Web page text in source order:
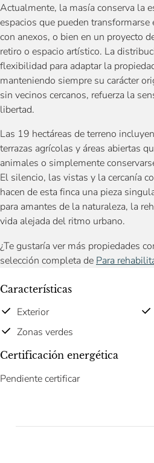
Actualmente, la masía conserva la
espacios que pueden
con anexos, o bien en un proyecto
retiro o espacio artístico. La
flexibilidad para adaptar la
manteniendo siempre su carácter
sin vecinos cercanos, refuerza la
libertad.
Las 19 hectáreas de terreno
terrazas agrícolas y áreas abiertas
animales o simplemente
El silencio, las vistas y la cercanía
hacen de esta finca una pieza
para amantes de la naturaleza, la
vida alejada del ritmo urbano.
¿Te gustaría ver más propiedades
selección completa de Para
Características
Exterior
Zonas verdes
Certificación energética
Pendiente certificar